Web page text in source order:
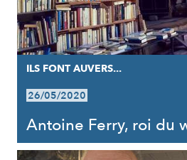
ILS FONT AUVERS...
26/05/2020
Antoine Ferry, roi du